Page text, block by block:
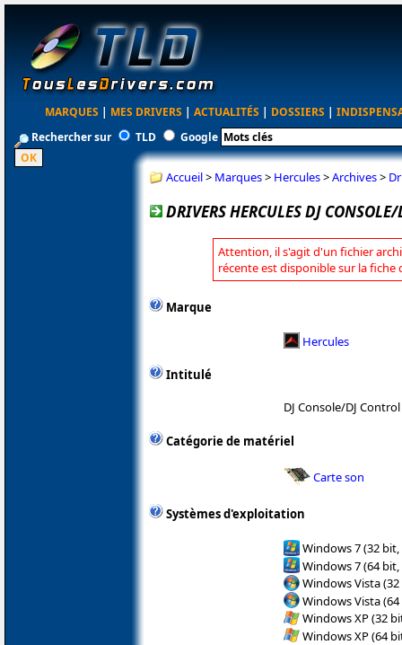
MARQUES | MES DRIVERS | ACTUALITÉS | DOSSIERS |
Rechercher sur
TLD Google
Accueil> Marques> Hercules>Archives>
DRIVERS HERCULES DJ
Attention, il s'agit d'un fichier
récente est disponible sur la fiche
Marque
Hercules
Intitulé
DJ Console/DJ Control
Catégorie de matériel
Carte son
Systèmes d'exploitation
Windows 7 (32 bit,
Windows 7 (64 bit,
Windows Vista
Windows Vista
Windows XP (32
Windows XP (64